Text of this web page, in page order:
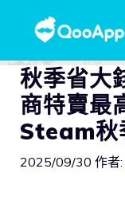
秋季省大
商特賣最
Steam秋
2025/09/30 作者: